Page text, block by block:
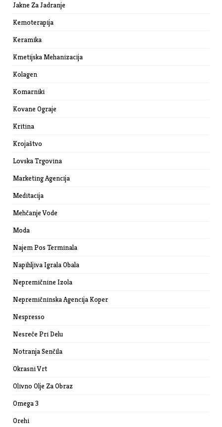
Jakne Za Jadranje
Kemoterapija
Keramika
Kmetijska Mehanizacija
Kolagen
Komarniki
Kovane Ograje
Kritina
Krojaštvo
Lovska Trgovina
Marketing Agencija
Meditacija
Mehčanje Vode
Moda
Najem Pos Terminala
Napihljiva Igrala Obala
Nepremičnine Izola
Nepremičninska Agencija Koper
Nespresso
Nesreče Pri Delu
Notranja Senčila
Okrasni Vrt
Olivno Olje Za Obraz
Omega 3
Orehi